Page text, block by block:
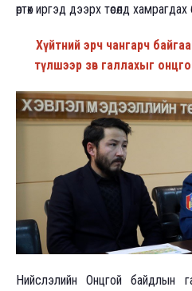
өртөх иргэд дээрх төсөлд
Хүйтний эрч чангарч
түлшээр зөв галлахыг
Нийслэлийн Онцгой байдлын